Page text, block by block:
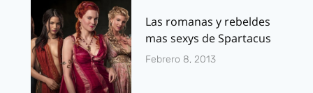
Las romanas y rebeldes
mas sexys de Spartacus
Febrero 8, 2013